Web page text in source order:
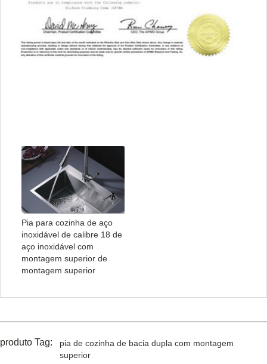
Pia para cozinha de aço
inoxidável de calibre 18 de
aço inoxidável com
montagem superior de
montagem superior
produto Tag:
pia de cozinha de bacia dupla com montagem
superior